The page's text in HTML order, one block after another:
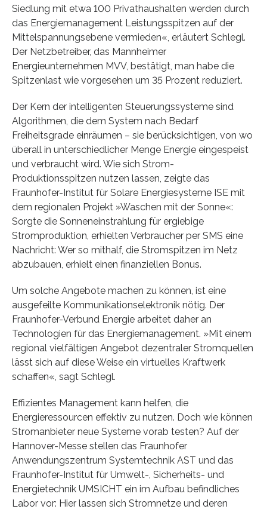
Siedlung mit etwa 100 Privathaushalten werden durch
das Energiemanagement Leistungsspitzen auf der
Mittelspannungsebene vermieden«, erläutert Schlegl.
Der Netzbetreiber, das Mannheimer
Energieunternehmen MVV, bestätigt, man habe die
Spitzenlast wie vorgesehen um 35 Prozent reduziert.
Der Kern der intelligenten Steuerungssysteme sind
Algorithmen, die dem System nach Bedarf
Freiheitsgrade einräumen – sie berücksichtigen, von wo
überall in unterschiedlicher Menge Energie eingespeist
und verbraucht wird. Wie sich Strom-
Produktionsspitzen nutzen lassen, zeigte das
Fraunhofer-Institut für Solare Energiesysteme ISE mit
dem regionalen Projekt »Waschen mit der Sonne«:
Sorgte die Sonneneinstrahlung für ergiebige
Stromproduktion, erhielten Verbraucher per SMS eine
Nachricht: Wer so mithalf, die Stromspitzen im Netz
abzubauen, erhielt einen finanziellen Bonus.
Um solche Angebote machen zu können, ist eine
ausgefeilte Kommunikationselektronik nötig. Der
Fraunhofer-Verbund Energie arbeitet daher an
Technologien für das Energiemanagement. »Mit einem
regional vielfältigen Angebot dezentraler Stromquellen
lässt sich auf diese Weise ein virtuelles Kraftwerk
schaffen«, sagt Schlegl.
Effizientes Management kann helfen, die
Energieressourcen effektiv zu nutzen. Doch wie können
Stromanbieter neue Systeme vorab testen? Auf der
Hannover-Messe stellen das Fraunhofer
Anwendungszentrum Systemtechnik AST und das
Fraunhofer-Institut für Umwelt-, Sicherheits- und
Energietechnik UMSICHT ein im Aufbau befindliches
Labor vor: Hier lassen sich Stromnetze und deren